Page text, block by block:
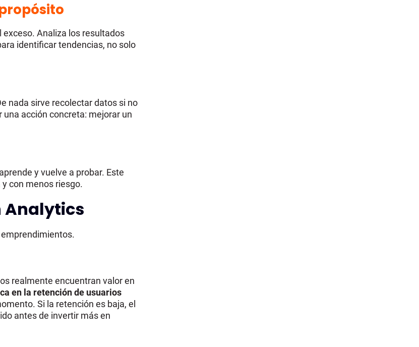
exceso. Analiza los resultados
identificar tendencias, no solo
nada sirve recolectar datos si no
acción concreta: mejorar un
y vuelve a probar. Este
con menos riesgo.
Analytics
realmente encuentran valor en
en la retención de usuarios
Si la retención es baja, el
antes de invertir más en